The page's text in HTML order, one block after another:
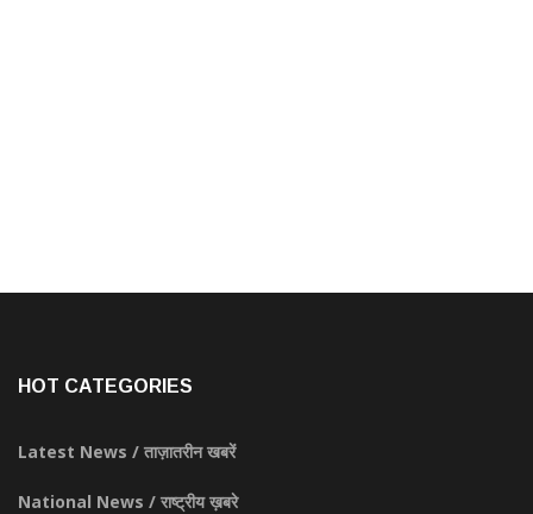
HOT CATEGORIES
Latest News / ताज़ातरीन खबरें
National News / राष्ट्रीय ख़बरे